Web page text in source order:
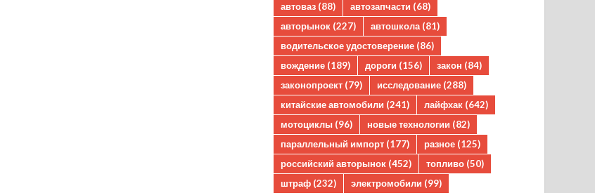
автоваз (88) автозапчасти (68)
авторынок (227) автошкола (81)
водительское удостоверение (86)
вождение (189) дороги (156) закон (84)
законопроект (79) исследование (288)
китайские автомобили (241) лайфхак (642)
мотоциклы (96) новые технологии (82)
параллельный импорт (177) разное (125)
российский авторынок (452) топливо (50)
штраф (232) электромобили (99)